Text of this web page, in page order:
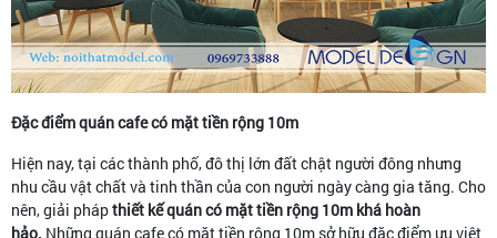
Đặc điểm quán cafe có mặt tiền rộng 10m
Hiện nay, tại các thành phố, đô thị lớn đất chật người đông nhưng
nhu cầu vật chất và tinh thần của con người ngày càng gia tăng. Cho
nên, giải phápthiết kế quán có mặt tiền rộng 10m khá hoàn
hảo. Những quán cafe có mặt tiền rộng 10m sở hữu đặc điểm ưu việt